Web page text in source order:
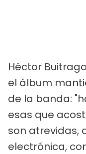
Héctor
el álbum
de la banda:
esas que
son atrevidas,
electrónica,